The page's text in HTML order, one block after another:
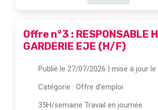
Offre n°3 : RESPONSABLE
GARDERIE EJE (H/F)
Publié le 27/07/2026 | mise à jour
Catégorie : Offre d'emploi
35H/semaine Travail en journée